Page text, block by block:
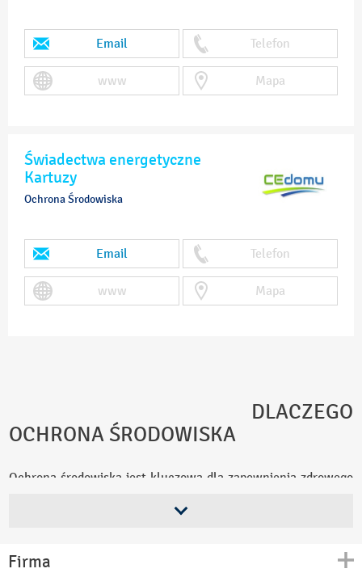
Email Telefon
www Mapa
Świadectwa energetyczne
Kartuzy
Ochrona Środowiska
Email Telefon
www Mapa
DLACZEGO
OCHRONA ŚRODOWISKA
Ochrona środowiska jest kluczowa dla zapewnienia zdrowego
środowisko pozwala na zachowanie czystego powietrza,
i gospodarek. Chroniąc środowisko, zapobiegamy degradacji
ekosystemów, zmianom klimatycznym i innym negatywnym
Firma